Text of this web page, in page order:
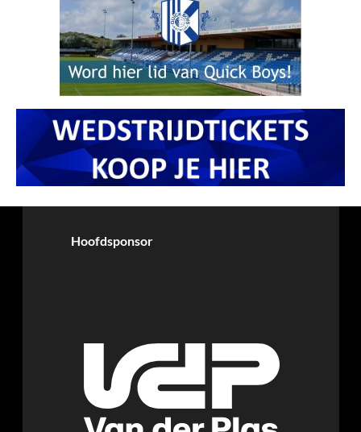
Hoofdsponsor